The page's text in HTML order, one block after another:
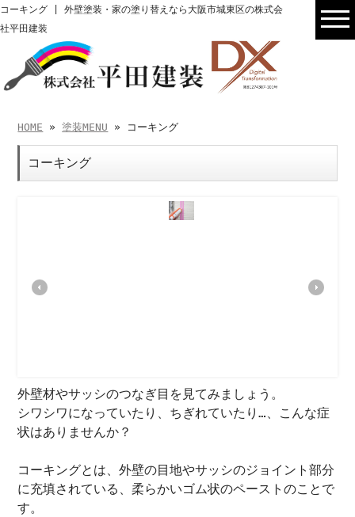
コーキング | 外壁塗装・家の塗り替えなら大阪市城東区の株式会
社平田建装
HOME »塗装MENU » コーキング
コーキング
外壁材やサッシのつなぎ目を見てみましょう。
シワシワになっていたり、ちぎれていたり…、こんな症
状はありませんか？
コーキングとは、外壁の目地やサッシのジョイント部分
に充填されている、柔らかいゴム状のペーストのことで
す。